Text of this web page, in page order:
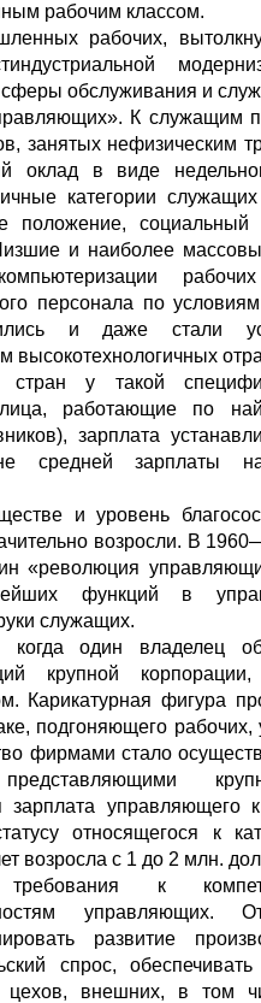
рабочим классом.
рабочих,
обслуживания и
К служащим
занятых нефизическим
оклад в виде
категории
положение, социальный
и наиболее
персонала по
и даже стали
у такой
лица, работающие по
зарплата
средней зарплаты
и уровень
возросли. В
«революция
функций в
служащих.
когда один владелец
крупной
Карикатурная фигура
подгоняющего
фирмами стало
зарплата управляющего
относящегося к
возросла с 1 до 2 млн.
к
управляющих.
развитие
спрос, обеспечивать
цехов, внешних, в том